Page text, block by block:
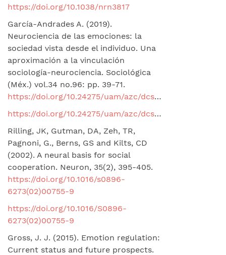
https://doi.org/10.1038/nrn3817
García-Andrades A. (2019).
Neurociencia de las emociones: la
sociedad vista desde el individuo. Una
aproximación a la vinculación
sociología-neurociencia. Sociológica
(Méx.) vol.34 no.96: pp. 39-71.
https://doi.org/10.24275/uam/azc/dcsh/sm/2019v34n96/Garcia
https://doi.org/10.24275/uam/azc/dcsh/sm/2019v34n96/Garcia
Rilling, JK, Gutman, DA, Zeh, TR,
Pagnoni, G., Berns, GS and Kilts, CD
(2002). A neural basis for social
cooperation. Neuron, 35(2), 395-405.
https://doi.org/10.1016/s0896-
6273(02)00755-9
https://doi.org/10.1016/S0896-
6273(02)00755-9
Gross, J. J. (2015). Emotion regulation:
Current status and future prospects.